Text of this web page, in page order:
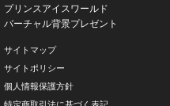
プリンスアイスワールド
バーチャル背景プレゼント
サイトマップ
サイトポリシー
個人情報保護方針